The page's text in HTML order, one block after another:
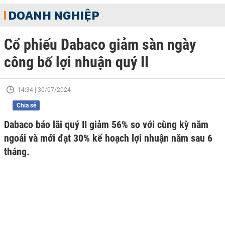
DOANH NGHIỆP
Cổ phiếu Dabaco giảm sàn ngày
công bố lợi nhuận quý II
14:34 | 30/07/2024
Chia sẻ
Dabaco báo lãi quý II giảm 56% so với cùng kỳ năm
ngoái và mới đạt 30% kế hoạch lợi nhuận năm sau 6
tháng.